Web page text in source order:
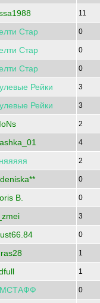
11
Стар 0
Стар 0
Стар 0
Рейки 3
Рейки 3
2
4
2
0
B. 0
3
0
1
1
0